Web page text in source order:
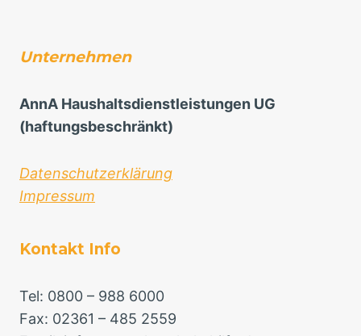
Unternehmen
AnnA Haushaltsdienstleistungen UG
(haftungsbeschränkt)
Datenschutzerklärung
Impressum
Kontakt Info
Tel: 0800 – 988 6000
Fax: 02361 – 485 2559